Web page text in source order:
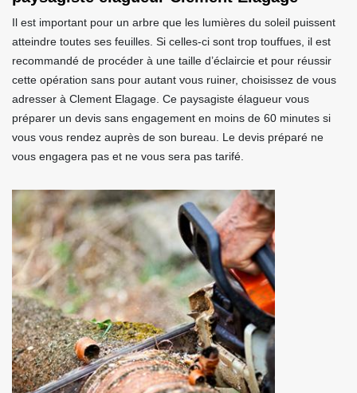
Il est important pour un arbre que les lumières du soleil puissent
atteindre toutes ses feuilles. Si celles-ci sont trop touffues, il est
recommandé de procéder à une taille d’éclaircie et pour réussir
cette opération sans pour autant vous ruiner, choisissez de vous
adresser à Clement Elagage. Ce paysagiste élagueur vous
préparer un devis sans engagement en moins de 60 minutes si
vous vous rendez auprès de son bureau. Le devis préparé ne
vous engagera pas et ne vous sera pas tarifé.